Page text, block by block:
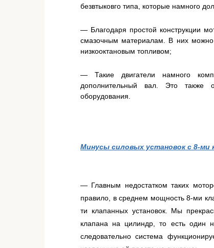
безвтыковго типа, которые намного
— Благодаря простой конструкции
смазочным материалам. В них можно
низкооктановым топливом;
— Такие двигатели намного
дополнительный вал. Это также
оборудования.
Минусы силовых установок с 8-ми
— Главным недостатком таких
правило, в среднем мощность 8-ми
ти клапанных установок. Мы
клапана на цилиндр, то есть один
следовательно система